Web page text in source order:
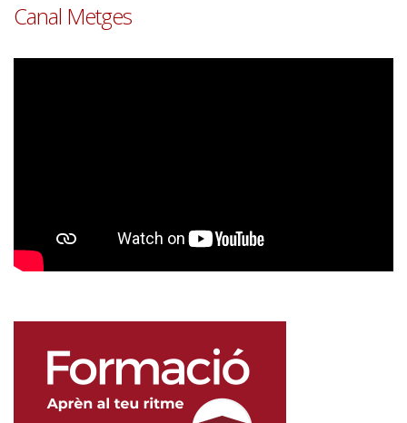
Canal Metges